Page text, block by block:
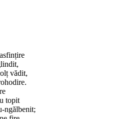
vădit,
topit
ngălbenit;